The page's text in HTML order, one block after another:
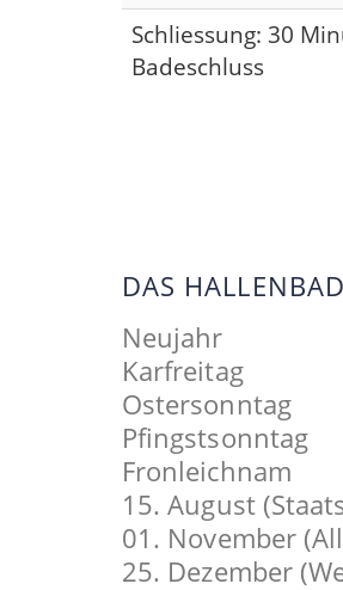
Schliessung: 30
Badeschluss
DAS
Neujahr
Karfreitag
Ostersonntag
Pfingstsonntag
Fronleichnam
15. August
01. November
25. Dezember